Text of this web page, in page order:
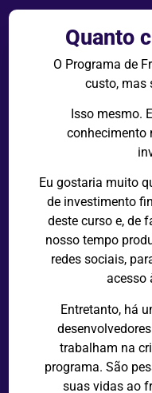
Quanto
O Programa de
custo, mas
Isso mesmo.
conhecimento
Eu gostaria muito
de investimento
deste curso e, de
nosso tempo
redes sociais,
acesso
Entretanto, há
trabalham na
programa. São
suas vidas ao